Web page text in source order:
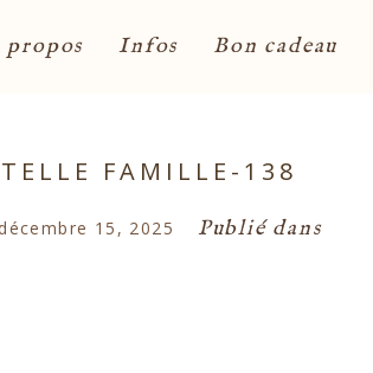
propos Infos Bon cadeau
FAMILLE-138
15, 2025 Publié dans